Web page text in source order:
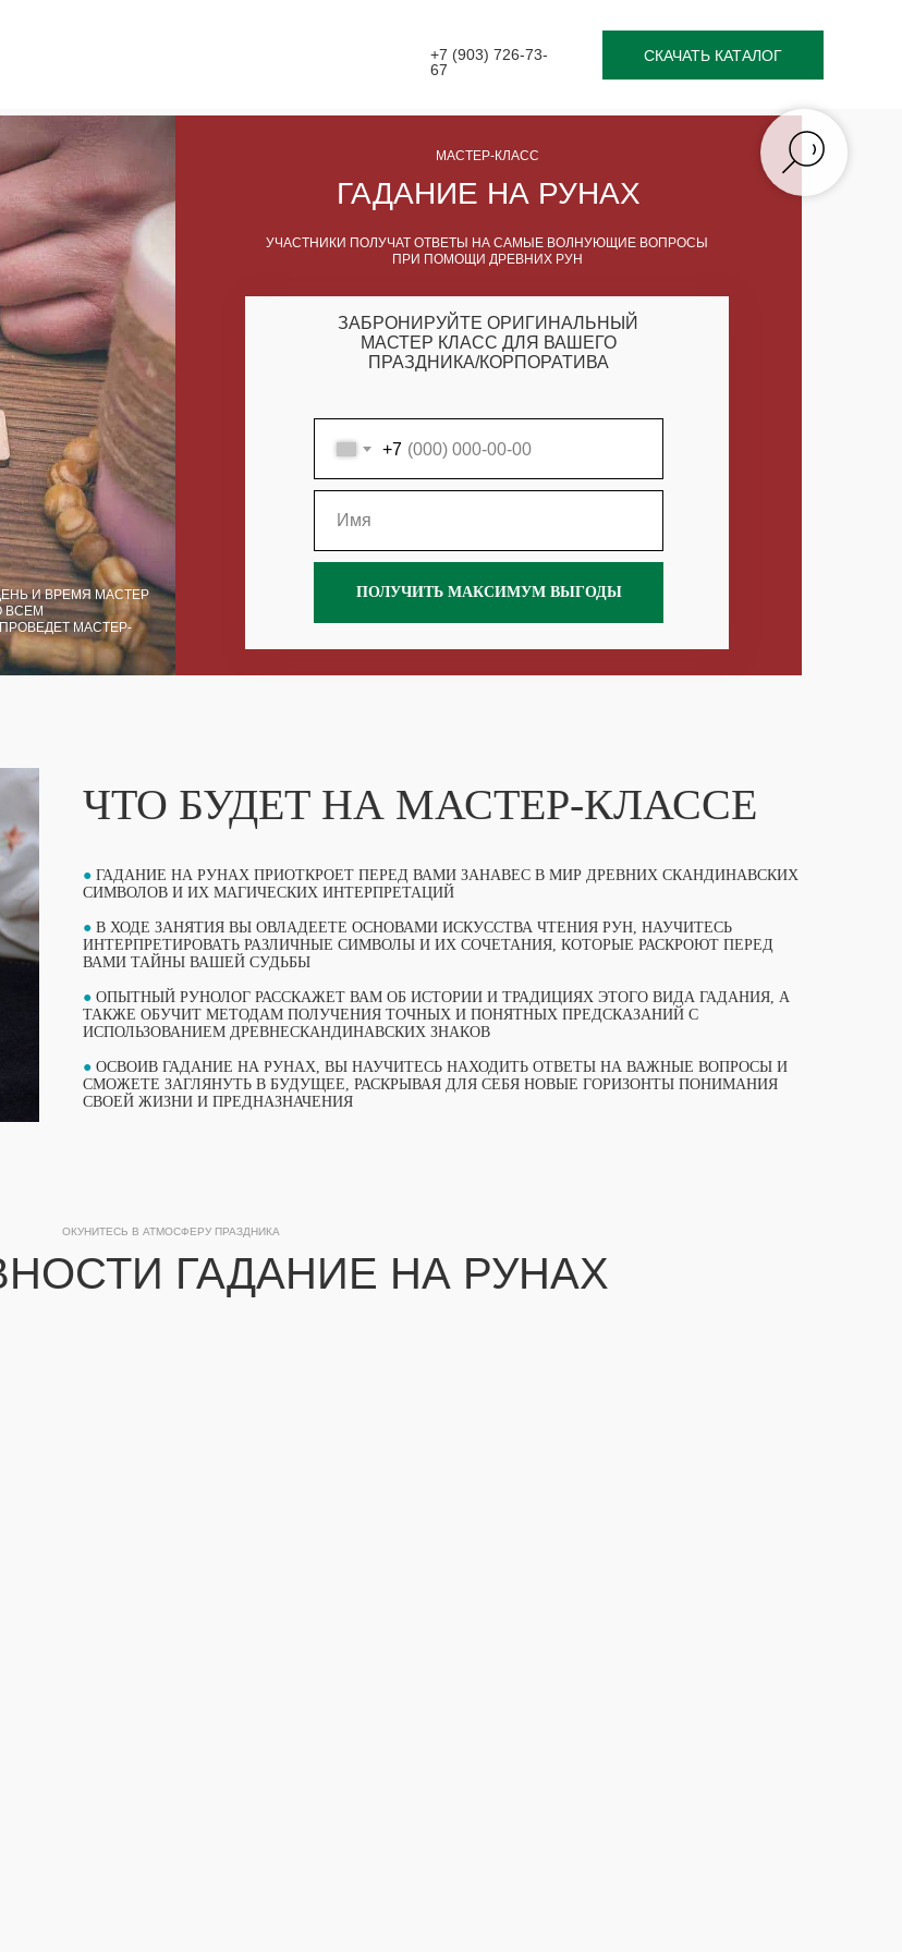
+7 (903) 726-73-
67
СКАЧАТЬ КАТАЛОГ
ЗАБРОНИРУЙТЕ ОРИГИНАЛЬНЫЙ
МАСТЕР КЛАСС ДЛЯ ВАШЕГО
ПРАЗДНИКА/КОРПОРАТИВА
+7
ПОЛУЧИТЬ МАКСИМУМ ВЫГОДЫ
ГАДАНИЕ НА РУНАХ
МАСТЕР-КЛАСС
УЧАСТНИКИ ПОЛУЧАТ ОТВЕТЫ НА САМЫЕ ВОЛНУЮЩИЕ ВОПРОСЫ
ПРИ ПОМОЩИ ДРЕВНИХ РУН
И ВРЕМЯ МАСТЕР
ВСЕМ
МАСТЕР-
ЧТО БУДЕТ НА МАСТЕР-КЛАССЕ
● ГАДАНИЕ НА РУНАХ ПРИОТКРОЕТ ПЕРЕД ВАМИ ЗАНАВЕС В МИР ДРЕВНИХ СКАНДИНАВСКИХ
СИМВОЛОВ И ИХ МАГИЧЕСКИХ ИНТЕРПРЕТАЦИЙ
● В ХОДЕ ЗАНЯТИЯ ВЫ ОВЛАДЕЕТЕ ОСНОВАМИ ИСКУССТВА ЧТЕНИЯ РУН, НАУЧИТЕСЬ
ИНТЕРПРЕТИРОВАТЬ РАЗЛИЧНЫЕ СИМВОЛЫ И ИХ СОЧЕТАНИЯ, КОТОРЫЕ РАСКРОЮТ ПЕРЕД
ВАМИ ТАЙНЫ ВАШЕЙ СУДЬБЫ
● ОПЫТНЫЙ РУНОЛОГ РАССКАЖЕТ ВАМ ОБ ИСТОРИИ И ТРАДИЦИЯХ ЭТОГО ВИДА ГАДАНИЯ, А
ТАКЖЕ ОБУЧИТ МЕТОДАМ ПОЛУЧЕНИЯ ТОЧНЫХ И ПОНЯТНЫХ ПРЕДСКАЗАНИЙ С
ИСПОЛЬЗОВАНИЕМ ДРЕВНЕСКАНДИНАВСКИХ ЗНАКОВ
● ОСВОИВ ГАДАНИЕ НА РУНАХ, ВЫ НАУЧИТЕСЬ НАХОДИТЬ ОТВЕТЫ НА ВАЖНЫЕ ВОПРОСЫ И
СМОЖЕТЕ ЗАГЛЯНУТЬ В БУДУЩЕЕ, РАСКРЫВАЯ ДЛЯ СЕБЯ НОВЫЕ ГОРИЗОНТЫ ПОНИМАНИЯ
СВОЕЙ ЖИЗНИ И ПРЕДНАЗНАЧЕНИЯ
ГАДАНИЕ НА РУНАХ
ОКУНИТЕСЬ В АТМОСФЕРУ ПРАЗДНИКА